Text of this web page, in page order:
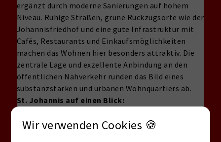
ergänzt durch moderne Sanierungen auf hohem
Niveau. Ruhige Straßen, grüne Rückzugsorte wie der
Johannisfriedhof und eine gute Infrastruktur mit
Cafés, Restaurants und Einkaufsmöglichkeiten
machen das Wohnen hier besonders attraktiv. Die
zentrale Lage und exzellente Anbindung an den
öffentlichen Nahverkehr runden das Bild eines
substanzstarken und urbanen Wohnquartiers ab.
St. Johannis auf einen Blick:
zentraler Lage
Wir verwenden Cookies 🍪